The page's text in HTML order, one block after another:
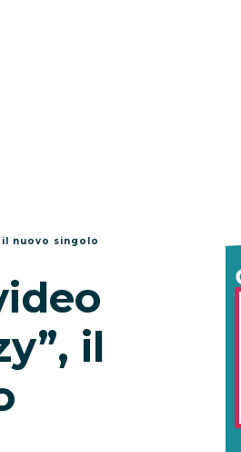
il nuovo singolo
il